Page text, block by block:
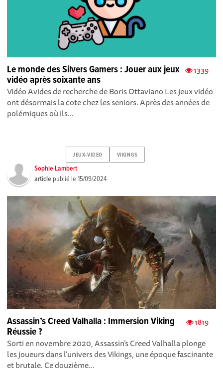
1339
Le monde des Silvers Gamers : Jouer aux jeux
vidéo après soixante ans
Vidéo Avides de recherche de Boris Ottaviano Les jeux vidéo
ont désormais la cote chez les seniors. Après des années de
polémiques où ils...
JEUX-VIDEO VIKINGS
Sophie Lambert
article publié le15/09/2024
1819
Assassin’s Creed Valhalla : Immersion Viking
Réussie ?
Sorti en novembre 2020, Assassin’s Creed Valhalla plonge
les joueurs dans l’univers des Vikings , une époque fascinante
et brutale. Ce douzième...